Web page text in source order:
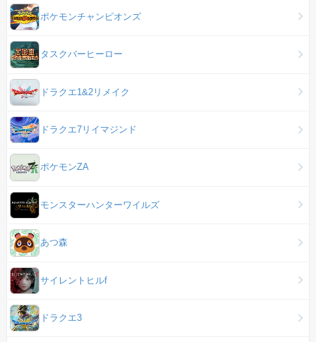
ポケモンチャンピオンズ
タスクバーヒーロー
ドラクエ1&2リメイク
ドラクエ7リイマジンド
ポケモンZA
モンスターハンターワイルズ
あつ森
サイレントヒルf
ドラクエ3